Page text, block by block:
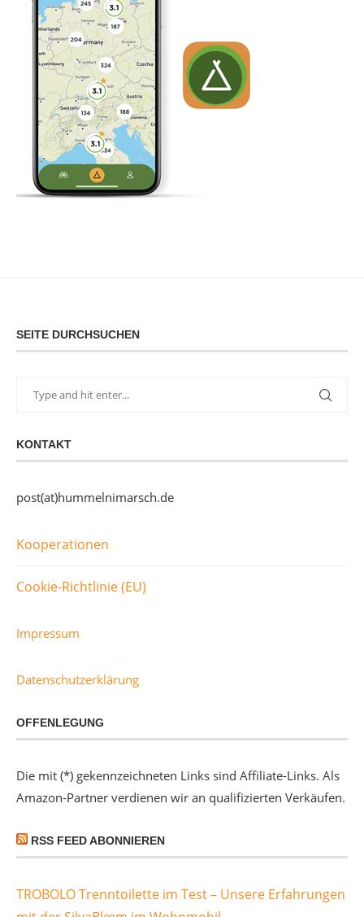
SEITE DURCHSUCHEN
KONTAKT
post(at)hummelnimarsch.de
Kooperationen
Cookie-Richtlinie (EU)
Impressum
Datenschutzerklärung
OFFENLEGUNG
Die mit (*) gekennzeichneten Links sind Affiliate-Links. Als
Amazon-Partner verdienen wir an qualifizierten Verkäufen.
RSS FEED ABONNIEREN
TROBOLO Trenntoilette im Test – Unsere Erfahrungen